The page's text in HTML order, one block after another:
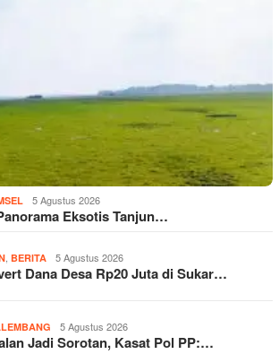
5 Agustus 2026
Eksotis Tanjun…
, BERITA 5 Agustus 2026
Dana Desa Rp20 Juta di Sukar…
5 Agustus 2026
Jadi Sorotan, Kasat Pol PP:…